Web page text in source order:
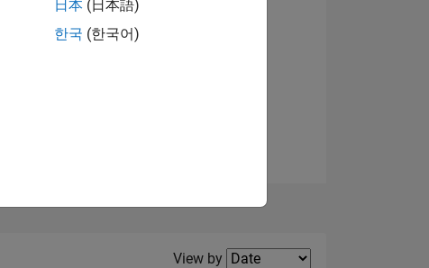
Filter2
View by
日本 (日本語)
한국 (한국어)